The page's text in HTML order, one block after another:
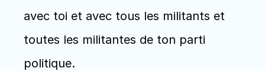
avec toi et avec tous les militants et
toutes les militantes de ton parti
politique.